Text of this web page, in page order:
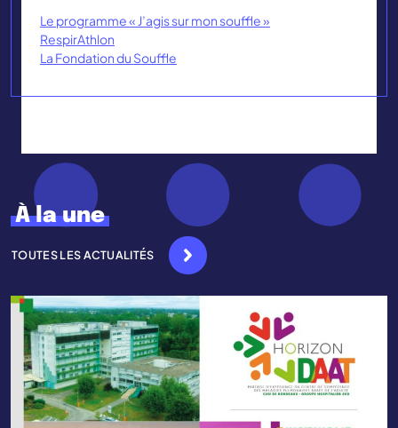
Le programme « J’agis sur mon souffle »
RespirAthlon
La Fondation du Souffle
À la une
TOUTES LES ACTUALITÉS